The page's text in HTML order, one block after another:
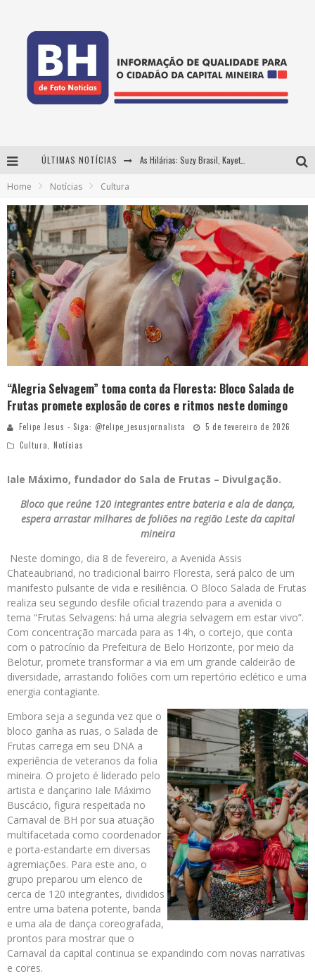
ÚLTIMAS NOTÍCIAS As Hilárias: Suzy Brasil, Kayete e Karoline Absinto retornam a Belo Horizonte para apresentação única no Teatro Sesiminas
Usecorp consolida a 'economia do uso' no B2B brasileiro, vira S.A. e impulsiona expansão com novo fundo estruturado
Hot Wheels Monster Trucks Live™ confirma Belo Horizonte na turnê América do Sul 2027
Home Notícias Cultura
“Alegria Selvagem” toma conta da Floresta: Bloco Salada de
Frutas promete explosão de cores e ritmos neste domingo
Felipe Jesus - Siga: @felipe_jesusjornalista
5 de fevereiro de 2026
Cultura, Notícias
Iale Máximo, fundador do Sala de Frutas – Divulgação.
Bloco que reúne 120 integrantes entre bateria e ala de dança,
espera arrastar milhares de foliões na região Leste da capital
mineira
Neste domingo, dia 8 de fevereiro, a Avenida Assis
Chateaubriand, no tradicional bairro Floresta, será palco de um
manifesto pulsante de vida e resiliência. O Bloco Salada de Frutas
realiza seu segundo desfile oficial trazendo para a avenida o
tema “Frutas Selvagens: há uma alegria selvagem em estar vivo”.
Com concentração marcada para as 14h, o cortejo, que conta
com o patrocínio da Prefeitura de Belo Horizonte, por meio da
Belotur, promete transformar a via em um grande caldeirão de
diversidade, arrastando foliões com um repertório eclético e uma
energia contagiante.
Embora seja a segunda vez que o
bloco ganha as ruas, o Salada de
Frutas carrega em seu DNA a
experiência de veteranos da folia
mineira. O projeto é liderado pelo
artista e dançarino Iale Máximo
Buscácio, figura respeitada no
Carnaval de BH por sua atuação
multifacetada como coordenador
e porta-estandarte em diversas
agremiações. Para este ano, o
grupo preparou um elenco de
cerca de 120 integrantes, divididos
entre uma bateria potente, banda
e uma ala de dança coreografada,
prontos para mostrar que o
Carnaval da capital continua se expandindo com novas narrativas
e cores.